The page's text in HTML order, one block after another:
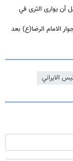
أن يوارى الثرى في
الامام الرضا(ع) بعد
الايراني